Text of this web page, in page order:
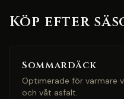
Köp efter
Sommardäck
Optimerade för varmare
och våt asfalt.